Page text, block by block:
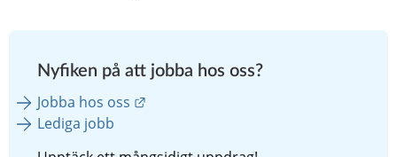
Nyfiken på att jobba hos oss?
Jobba hos oss
Lediga jobb